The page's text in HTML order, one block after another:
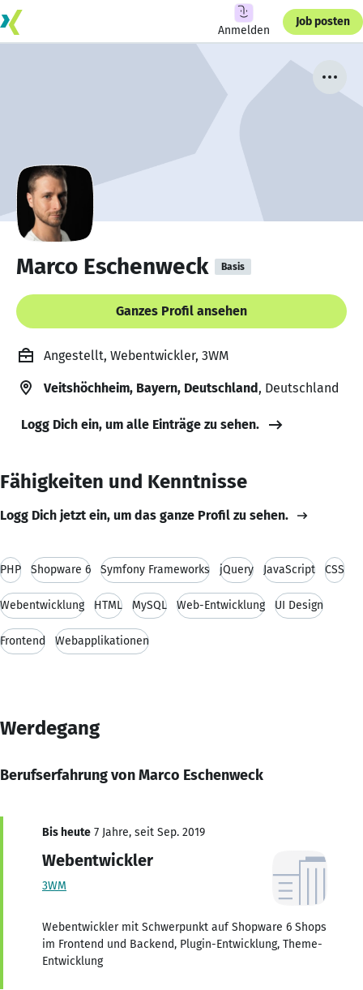
Anmelden
Job posten
Marco Eschenweck Basis
Ganzes Profil ansehen
Angestellt, Webentwickler, 3WM
Veitshöchheim, Bayern, Deutschland, Deutschland
Logg Dich ein, um alle Einträge zu sehen.
Fähigkeiten und Kenntnisse
Logg Dich jetzt ein, um das ganze Profil zu sehen.
PHP Shopware 6 Symfony Frameworks jQuery JavaScript CSS
Webentwicklung HTML MySQL Web-Entwicklung UI Design
Frontend Webapplikationen
Werdegang
Berufserfahrung von Marco Eschenweck
Bis heute 7 Jahre, seit Sep. 2019
Webentwickler
3WM
Webentwickler mit Schwerpunkt auf Shopware 6 Shops
im Frontend und Backend, Plugin-Entwicklung, Theme-
Entwicklung